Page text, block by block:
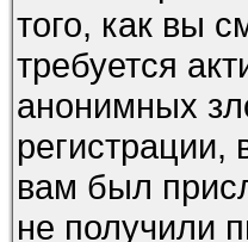
того, как вы
требуется
анонимных
регистрации,
вам был
не получили